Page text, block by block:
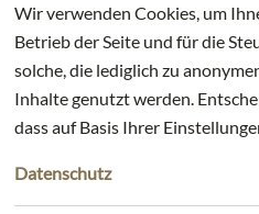
Wir verwenden Cookies, um
Betrieb der Seite und für die
solche, die lediglich zu
Inhalte genutzt werden.
dass auf Basis Ihrer
Datenschutz